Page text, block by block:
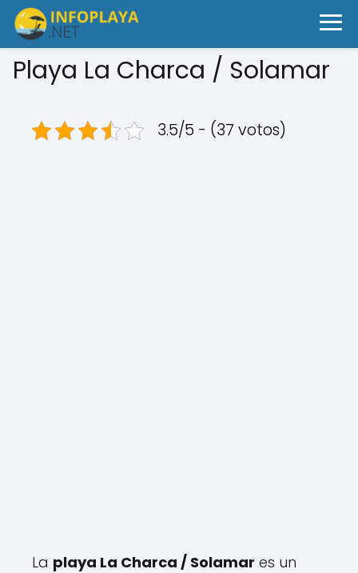
Playa La Charca / Solamar
3.5/5 - (37 votos)
La playa La Charca / Solamar es un